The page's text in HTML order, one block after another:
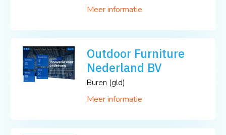
Meer informatie
Outdoor Furniture
Nederland BV
Buren (gld)
Meer informatie